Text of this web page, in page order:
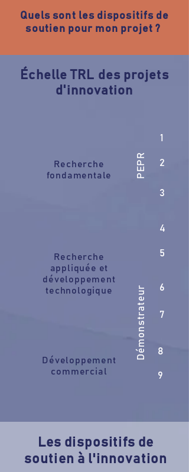
Quels sont les dispositifs de
soutien pour mon projet ?
Échelle TRL des projets
d'innovation
Recherche
fondamentale
1
2
3
PEPR
Recherche
appliquée et
développement
technologique
4
5
6
7
Démonstrateur
Développement
commercial
8
9
Les dispositifs de
soutien à l'innovation